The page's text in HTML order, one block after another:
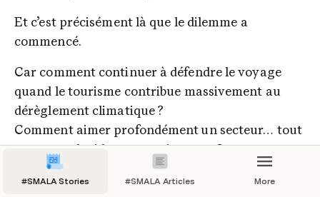
Et c’est précisément là que le dilemme a
commencé.
Car comment continuer à défendre le voyage
quand le tourisme contribue massivement au
dérèglement climatique ?
Comment aimer profondément un secteur… tout
en voyant lucidement ses impacts ?
C’est de cette tension qu’est née Greentripper.
#SMALA Stories #SMALA Articles More